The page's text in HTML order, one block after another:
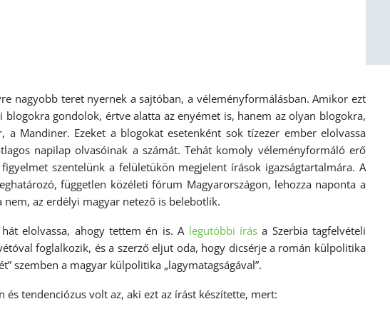
nagyobb teret nyernek a sajtóban, a véleményformálásban. Amikor ezt
gondolok, értve alatta az enyémet is, hanem az olyan blogokra,
a Mandiner. Ezeket a blogokat esetenként sok tízezer ember elolvassa
napilap olvasóinak a számát. Tehát komoly véleményformáló erő
szentelünk a felületükön megjelent írások igazságtartalmára. A
független közéleti fórum Magyarországon, lehozza naponta a
az erdélyi magyar netező is belebotlik.
elolvassa, ahogy tettem én is. A legutóbbi írása Szerbia tagfelvételi
foglalkozik, és a szerző eljut oda, hogy dicsérje a román külpolitika
szemben a magyar külpolitika „lagymatagságával”.
és tendenciózus volt az, aki ezt az írást készítette, mert: